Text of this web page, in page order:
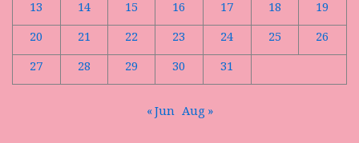
13
14 15 16 17 18
19
20
21 22 23 24 25
26
27
28 29 30 31
« Jun Aug »